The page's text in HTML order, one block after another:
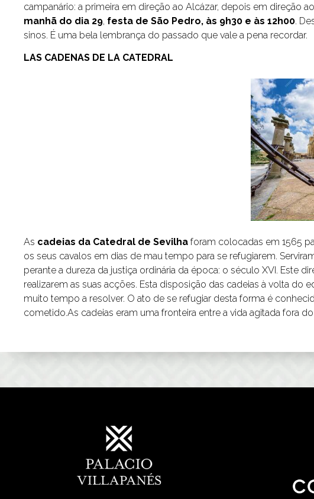
campanário: a primeira em direção ao Alcázar, depois em direção
manhã do dia 29, festa de São Pedro, às 9h30 e às 12h00.
sinos. É uma bela lembrança do passado que vale a pena recordar.
LAS CADENAS DE LA CATEDRAL
As cadeias da Catedral de Sevilha foram colocadas em 1565
os seus cavalos em dias de mau tempo para se refugiarem.
perante a dureza da justiça ordinária da época: o século XVI. Este
realizarem as suas acções. Esta disposição das cadeias à volta
muito tempo a resolver. O ato de se refugiar desta forma é
cometido.As cadeias eram uma fronteira entre a vida agitada fora